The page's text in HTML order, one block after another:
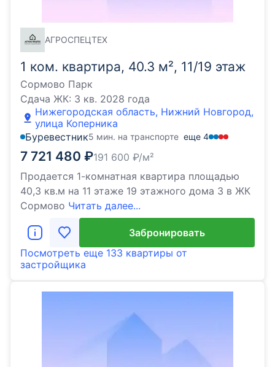
1 ком. квартира, 40.3 м², 11/19 этаж
Сормово Парк
Сдача ЖК: 3 кв. 2028 года
Нижегородская область, Нижний Новгород,
улица Коперника
Буревестник5 мин. на транспорте еще 4
7 721 480 ₽191 600 ₽/м²
Продается 1-комнатная квартира площадью
40,3 кв.м на 11 этаже 19 этажного дома 3 в ЖК
Сормово Читать далее...
АГРОСПЕЦТЕХ
Забронировать
Посмотреть еще 133 квартиры от
застройщика